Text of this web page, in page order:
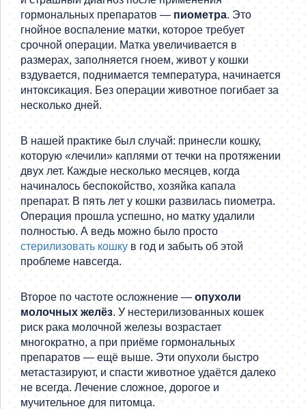
гормональных препаратов — пиометра. Это
гнойное воспаление матки, которое требует
срочной операции. Матка увеличивается в
размерах, заполняется гноем, живот у кошки
вздувается, поднимается температура, начинается
интоксикация. Без операции животное погибает за
несколько дней.
В нашей практике был случай: принесли кошку,
которую «лечили» каплями от течки на протяжении
двух лет. Каждые несколько месяцев, когда
начиналось беспокойство, хозяйка капала
препарат. В пять лет у кошки развилась пиометра.
Операция прошла успешно, но матку удалили
полностью. А ведь можно было просто
стерилизовать кошку в год и забыть об этой
проблеме навсегда.
Второе по частоте осложнение — опухоли
молочных желёз. У нестерилизованных кошек
риск рака молочной железы возрастает
многократно, а при приёме гормональных
препаратов — ещё выше. Эти опухоли быстро
метастазируют, и спасти животное удаётся далеко
не всегда. Лечение сложное, дорогое и
мучительное для питомца.